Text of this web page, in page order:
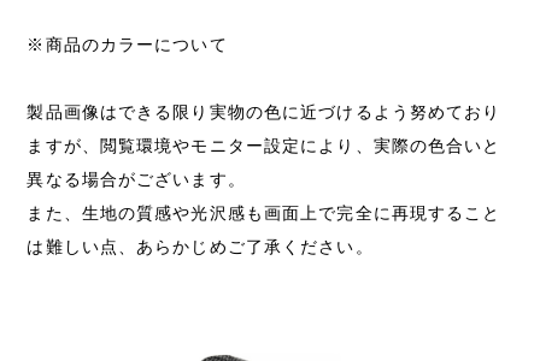
※商品のカラーについて
製品画像はできる限り実物の色に近づけるよう努めており
ますが、閲覧環境やモニター設定により、実際の色合いと
異なる場合がございます。
また、生地の質感や光沢感も画面上で完全に再現すること
は難しい点、あらかじめご了承ください。